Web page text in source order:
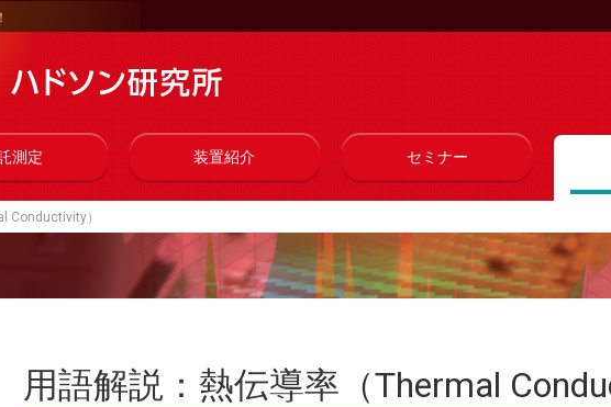
測定 装置紹介 セミナー
Conductivity）
用語解説：熱伝導率（Thermal